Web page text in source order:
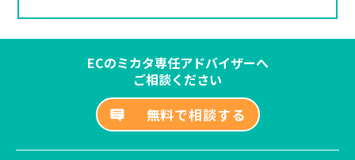
ECのミカタ専任アドバイザーへ
ご相談ください
無料で相談する